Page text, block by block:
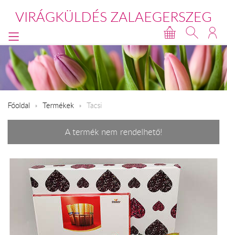
VIRÁGKÜLDÉS ZALAEGERSZEG
Főoldal Termékek Tacsi
A termék nem rendelhető!